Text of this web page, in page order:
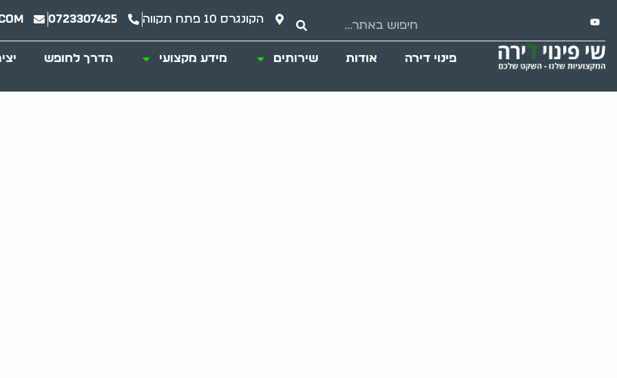
הקונגרס 10 פתח תקווה 0723307425
פינוי דירה אודות שירותים מידע מקצועי הדרך לחופש